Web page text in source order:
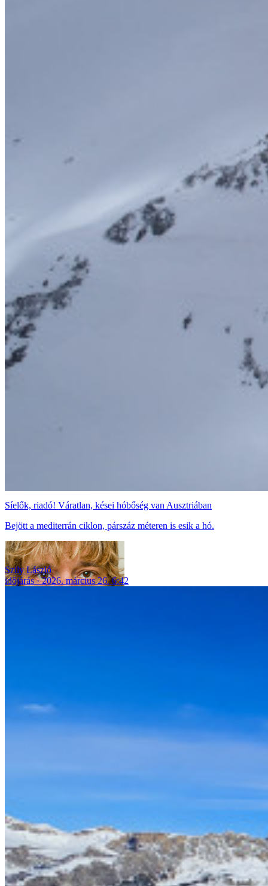
Síelők, riadó! Váratlan, kései hóbőség van Ausztriában
Bejött a mediterrán ciklon, párszáz méteren is esik a hó.
Szily László
időjárás
2026. március 26. 6:42